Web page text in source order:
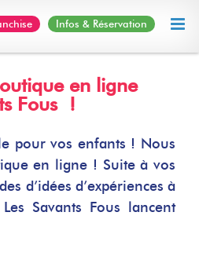
Infos & Réservation
en ligne
Fous !
pour vos enfants ! Nous
en ligne ! Suite à vos
d’idées d’expériences à
Savants Fous lancent